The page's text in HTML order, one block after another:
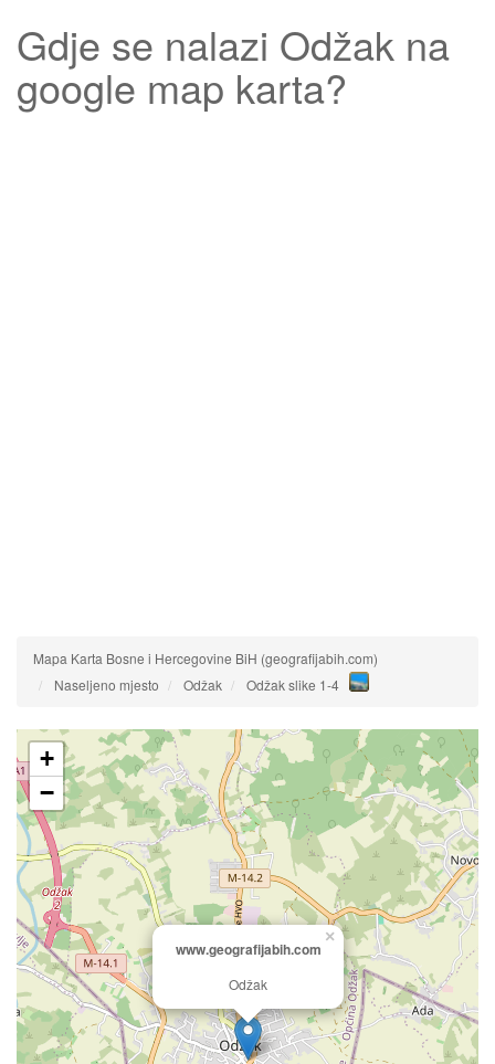
Gdje se nalazi Odžak na
google map karta?
Mapa Karta Bosne i Hercegovine BiH (geografijabih.com)
Naseljeno mjesto
Odžak Odžak slike 1-4
www.geografijabih.com
Odžak
×
+
−